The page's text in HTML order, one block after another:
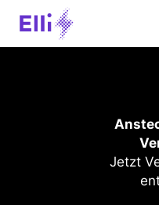
Jetzt